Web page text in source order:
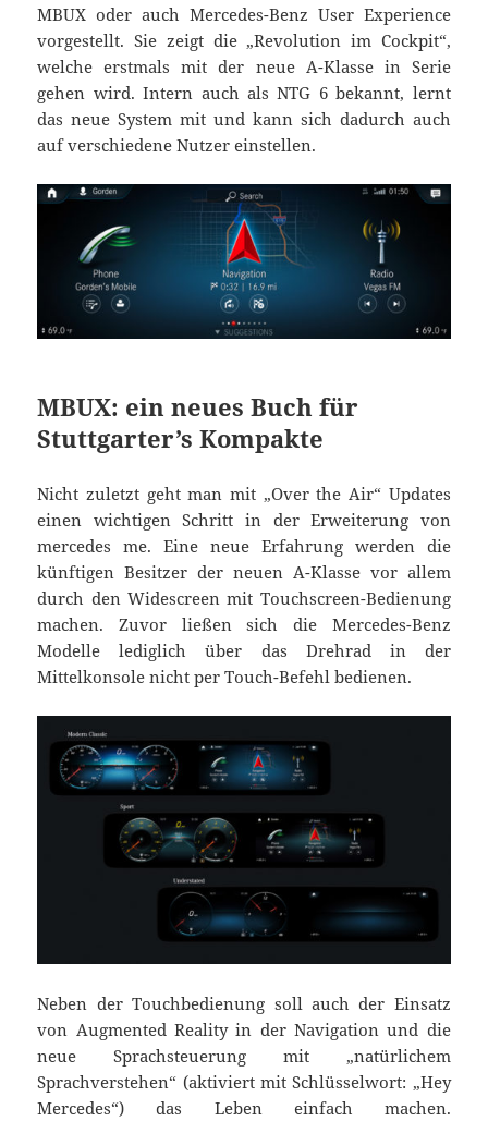
MBUX oder auch Mercedes-Benz User Experience
vorgestellt. Sie zeigt die „Revolution im Cockpit“,
welche erstmals mit der neue A-Klasse in Serie
gehen wird. Intern auch als NTG 6 bekannt, lernt
das neue System mit und kann sich dadurch auch
auf verschiedene Nutzer einstellen.
MBUX: ein neues Buch für
Stuttgarter’s Kompakte
Nicht zuletzt geht man mit „Over the Air“ Updates
einen wichtigen Schritt in der Erweiterung von
mercedes me. Eine neue Erfahrung werden die
künftigen Besitzer der neuen A-Klasse vor allem
durch den Widescreen mit Touchscreen-Bedienung
machen. Zuvor ließen sich die Mercedes-Benz
Modelle lediglich über das Drehrad in der
Mittelkonsole nicht per Touch-Befehl bedienen.
Neben der Touchbedienung soll auch der Einsatz
von Augmented Reality in der Navigation und die
neue Sprachsteuerung mit „natürlichem
Sprachverstehen“ (aktiviert mit Schlüsselwort: „Hey
Mercedes“) das Leben einfach machen.